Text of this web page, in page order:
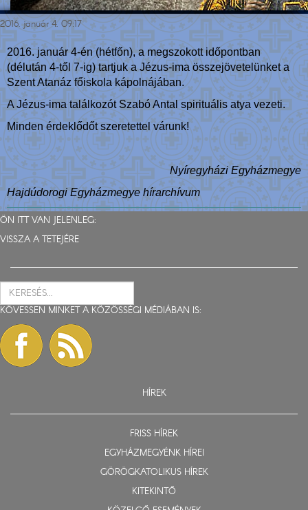
2016. január 4. 09:17
2016. január 4-én (hétfőn), a megszokott időpontban
(délután 4-től 7-ig) tartjuk a Jézus-ima összejövetelünket a
Szent Atanáz főiskola kápolnájában.
A Jézus-ima találkozót Szabó Antal spirituális atya vezeti.
Minden érdeklődőt szeretettel várunk!
Nyíregyházi Egyházmegye
Hajdúdorogi Egyházmegye hírarchívum
ÖN ITT VAN JELENLEG:
VISSZA A TETEJÉRE
KÖVESSEN MINKET A KÖZÖSSÉGI MÉDIÁBAN IS:
HÍREK
FRISS HÍREK
EGYHÁZMEGYÉNK HÍREI
GÖRÖGKATOLIKUS HÍREK
KITEKINTŐ